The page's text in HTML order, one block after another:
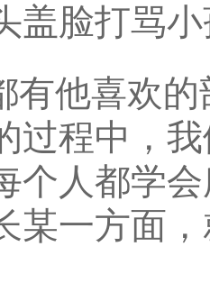
盖脸打骂
有他喜欢
过程中，
个人都学
某一方面